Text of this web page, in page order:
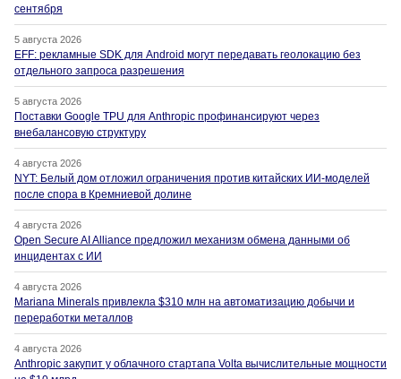
сентября
5 августа 2026
EFF: рекламные SDK для Android могут передавать геолокацию без
отдельного запроса разрешения
5 августа 2026
Поставки Google TPU для Anthropic профинансируют через
внебалансовую структуру
4 августа 2026
NYT: Белый дом отложил ограничения против китайских ИИ-моделей
после спора в Кремниевой долине
4 августа 2026
Open Secure AI Alliance предложил механизм обмена данными об
инцидентах с ИИ
4 августа 2026
Mariana Minerals привлекла $310 млн на автоматизацию добычи и
переработки металлов
4 августа 2026
Anthropic закупит у облачного стартапа Volta вычислительные мощности